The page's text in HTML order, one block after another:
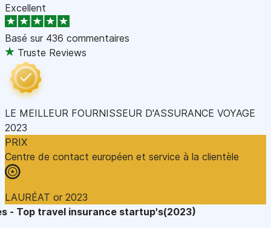
Excellent
Basé sur 436 commentaires
Truste Reviews
LE MEILLEUR FOURNISSEUR D'ASSURANCE VOYAGE
2023
PRIX
Centre de contact européen et service à la clientèle
LAURÉAT or 2023
- Top travel insurance startup's(2023)